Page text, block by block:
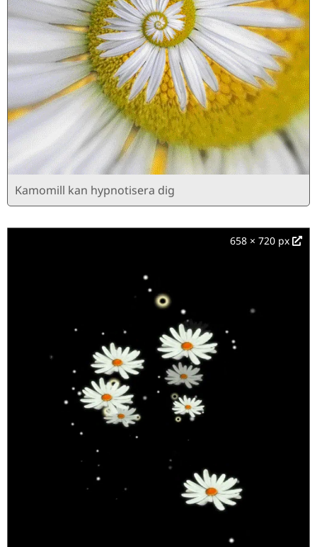
Kamomill kan hypnotisera dig
658 × 720 px